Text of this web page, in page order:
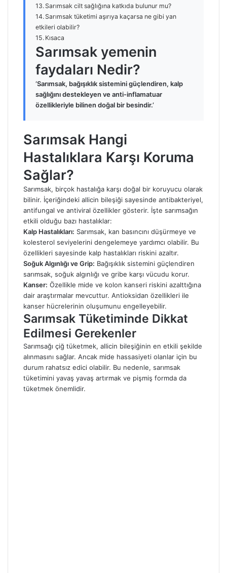
Sarımsak cilt sağlığına katkıda bulunur mu?
Sarımsak tüketimi aşırıya kaçarsa ne gibi yan
etkileri olabilir?
Kısaca
Sarımsak yemenin
faydaları Nedir?
‘Sarımsak, bağışıklık sistemini güçlendiren, kalp
sağlığını destekleyen ve anti-inflamatuar
özellikleriyle bilinen doğal bir besindir.’
Sarımsak Hangi
Hastalıklara Karşı Koruma
Sağlar?
Sarımsak, birçok hastalığa karşı doğal bir koruyucu olarak
bilinir. İçeriğindeki allicin bileşiği sayesinde antibakteriyel,
antifungal ve antiviral özellikler gösterir. İşte sarımsağın
etkili olduğu bazı hastalıklar:
Kalp Hastalıkları: Sarımsak, kan basıncını düşürmeye ve
kolesterol seviyelerini dengelemeye yardımcı olabilir. Bu
özellikleri sayesinde kalp hastalıkları riskini azaltır.
Soğuk Algınlığı ve Grip: Bağışıklık sistemini güçlendiren
sarımsak, soğuk algınlığı ve gribe karşı vücudu korur.
Kanser: Özellikle mide ve kolon kanseri riskini azalttığına
dair araştırmalar mevcuttur. Antioksidan özellikleri ile
kanser hücrelerinin oluşumunu engelleyebilir.
Sarımsak Tüketiminde Dikkat
Edilmesi Gerekenler
Sarımsağı çiğ tüketmek, allicin bileşiğinin en etkili şekilde
alınmasını sağlar. Ancak mide hassasiyeti olanlar için bu
durum rahatsız edici olabilir. Bu nedenle, sarımsak
tüketimini yavaş yavaş artırmak ve pişmiş formda da
tüketmek önemlidir.